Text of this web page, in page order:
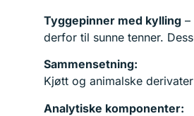
Tyggepinner med kylling –
derfor til sunne tenner.
Sammensetning:
Kjøtt og animalske
Analytiske komponenter: